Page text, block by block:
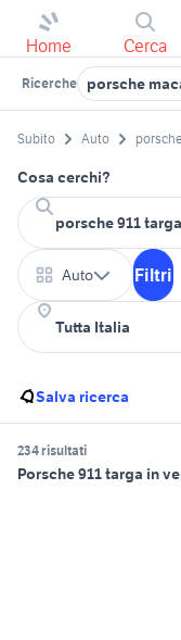
Home Cerca
Ricerche porsche
Subito Auto
Cosa cerchi?
Auto Filtri
Salva ricerca
234 risultati
Porsche 911 targa in